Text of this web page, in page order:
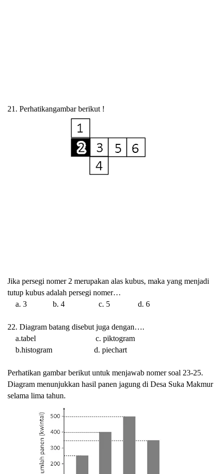
21. Perhatikangambar berikut !
Jika persegi nomer 2 merupakan alas kubus, maka yang menjadi
tutup kubus adalah persegi nomer…
a. 3 b. 4 c. 5 d. 6
22. Diagram batang disebut juga dengan….
a.tabel c. piktogram
b.histogram d. piechart
Perhatikan gambar berikut untuk menjawab nomer soal 23-25.
Diagram menunjukkan hasil panen jagung di Desa Suka Makmur
selama lima tahun.